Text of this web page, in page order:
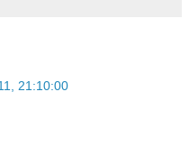
21:10:00